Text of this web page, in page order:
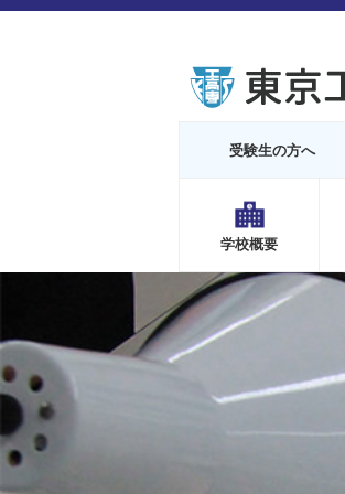
受験生の方へ
学校概要